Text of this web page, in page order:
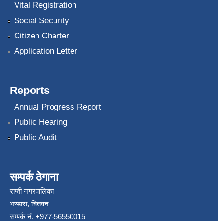
Vital Registration
Social Security
Citizen Charter
Application Letter
Reports
Annual Progress Report
Public Hearing
Public Audit
सम्पर्क ठेगाना
राप्ती नगरपालिका
भण्डारा, चितवन
सम्पर्क नं. +977-56550015